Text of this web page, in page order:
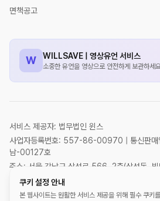
쿠키 설정 안내
본 웹사이트는 원활한 서비스 제공을 위해 필수 쿠키
면책공고
W WILLSAVE | 영상유언 서비스
소중한 유언을 영상으로 안전하게 보관하세
서비스 제공자: 법무법인 윈스
사업자등록번호: 557-86-00970 | 통신판매
남-00127호
주소: 서울 강남구 삼성로 566, 2층(삼성동, 빌
대표자: 허왕, 박형일
서비스 담당 변호사: 허왕